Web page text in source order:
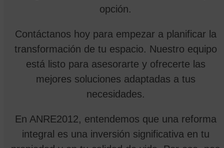
opción.
Contáctanos hoy para empezar a planificar la
transformación de tu espacio. Nuestro equipo
está listo para asesorarte y ofrecerte las
mejores soluciones adaptadas a tus
necesidades.
En ANRE2012, entendemos que una reforma
integral es una inversión significativa en tu